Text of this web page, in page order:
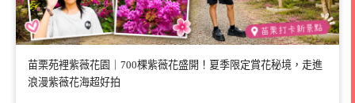
苗栗苑裡紫薇花園｜700棵紫薇花盛開！夏季限定賞花秘境，走進
浪漫紫薇花海超好拍